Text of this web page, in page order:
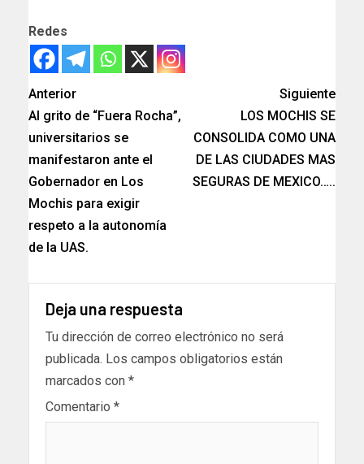
Redes
Anterior
Al grito de “Fuera Rocha”,
universitarios se
manifestaron ante el
Gobernador en Los
Mochis para exigir
respeto a la autonomía
de la UAS.
Siguiente
LOS MOCHIS SE
CONSOLIDA COMO UNA
DE LAS CIUDADES MAS
SEGURAS DE MEXICO…..
Deja una respuesta
Tu dirección de correo electrónico no será
publicada. Los campos obligatorios están
marcados con *
Comentario *